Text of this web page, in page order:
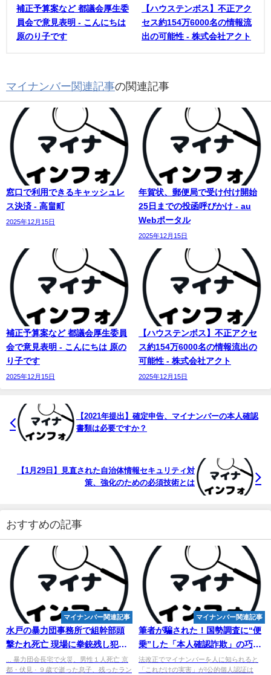
補正予算案など 都議会厚生委
員会で意見表明 - こんにちは
原のり子です
【ハウステンボス】不正アク
セス約154万6000名の情報流
出の可能性 - 株式会社アクト
マイナンバー関連記事の関連記事
窓口で利用できるキャッシュレ
ス決済 - 高畠町
2025年12月15日
年賀状、郵便局で受け付け開始
25日までの投函呼びかけ - au
Webポータル
2025年12月15日
補正予算案など 都議会厚生委員
会で意見表明 - こんにちは 原の
り子です
2025年12月15日
【ハウステンボス】不正アクセ
ス約154万6000名の情報流出の
可能性 - 株式会社アクト
2025年12月15日
【2021年提出】確定申告、 マイナンバーの本人確認
書類は必要ですか？
【1月29日】見直された自治体情報セキュリティ対
策、強化のための必須技術とは
おすすめの記事
マイナンバー関連記事
水戸の暴力団事務所で組幹部頭
撃たれ死亡 現場に拳銃残し犯人
は逃走 - Yahoo!ニュース
... 暴力団会長宅で火災、男性１人死亡 京
都・伏見 · ９歳で逝った息子、残ったラン
マイナンバー関連記事
筆者が騙された！国勢調査に“便
乗”した「本人確認詐欺」の巧妙
すぎる手口とは
法改正でマイナンバーを人に知られると
「これだけの実害」が!公的個人認証は